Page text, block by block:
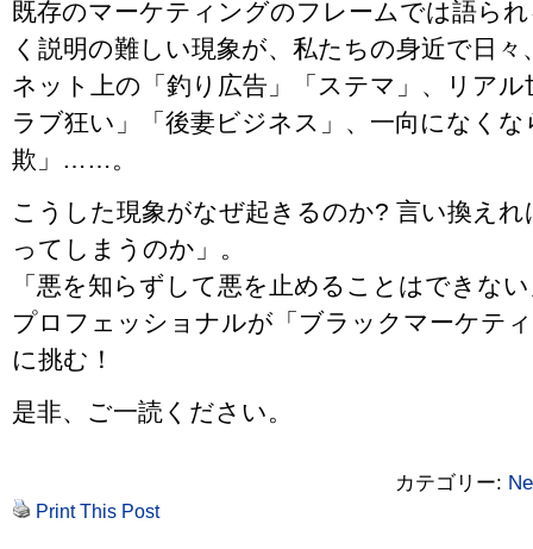
既存のマーケティングのフレームでは語ら
く説明の難しい現象が、私たちの身近で日
ネット上の「釣り広告」「ステマ」、リア
ラブ狂い」「後妻ビジネス」、一向になく
欺」……。
こうした現象がなぜ起きるのか? 言い換え
ってしまうのか」。
「悪を知らずして悪を止めることはできな
プロフェッショナルが「ブラックマーケテ
に挑む！
是非、ご一読ください。
カテゴリー:
Print This Post